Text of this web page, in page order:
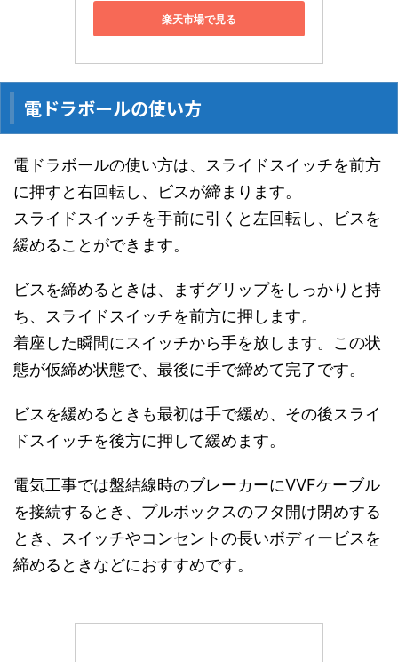
楽天市場で見る
電ドラボールの使い方
電ドラボールの使い方は、スライドスイッチを前方
に押すと右回転し、ビスが締まります。
スライドスイッチを手前に引くと左回転し、ビスを
緩めることができます。
ビスを締めるときは、まずグリップをしっかりと持
ち、スライドスイッチを前方に押します。
着座した瞬間にスイッチから手を放します。この状
態が仮締め状態で、最後に手で締めて完了です。
ビスを緩めるときも最初は手で緩め、その後スライ
ドスイッチを後方に押して緩めます。
電気工事では盤結線時のブレーカーにVVFケーブル
を接続するとき、プルボックスのフタ開け閉めする
とき、スイッチやコンセントの長いボディービスを
締めるときなどにおすすめです。